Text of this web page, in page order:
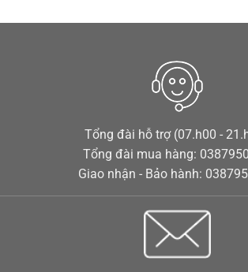
Tổng đài hỗ trợ (07.h00 -
Tổng đài mua hàng:
Giao nhận - Bảo hành: